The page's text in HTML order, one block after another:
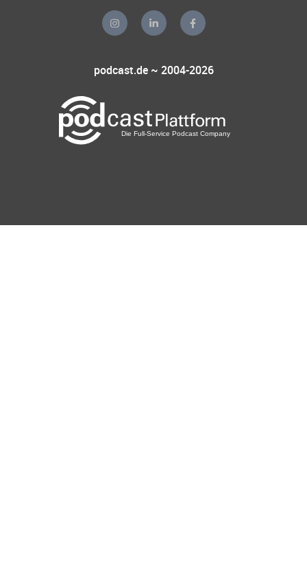
podcast.de ~ 2004-2026